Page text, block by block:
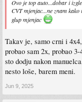
Ovo je top auto...dobar i
CVT mjenjac...ne znam
glup mjenjac
Takav je, samo crni i
probao sam 2x, probao
sto dodju nakon
nesto loše, barem meni.
Jun 9, 2025